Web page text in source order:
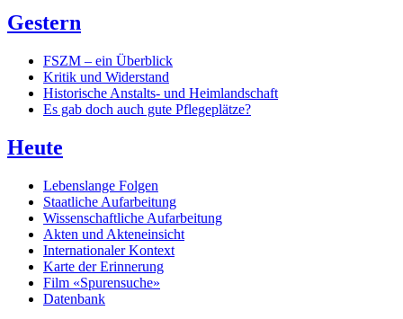
Gestern
FSZM – ein Überblick
Kritik und Widerstand
Historische Anstalts- und Heimlandschaft
Es gab doch auch gute Pflegeplätze?
Heute
Lebenslange Folgen
Staatliche Aufarbeitung
Wissenschaftliche Aufarbeitung
Akten und Akteneinsicht
Internationaler Kontext
Karte der Erinnerung
Film «Spurensuche»
Datenbank